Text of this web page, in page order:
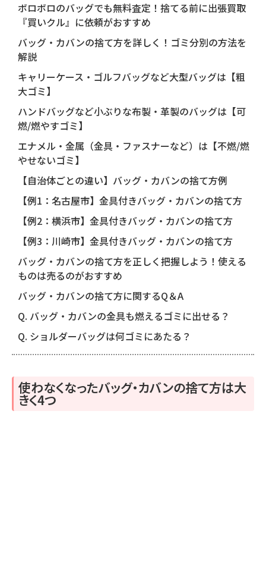
ボロボロのバッグでも無料査定！捨てる前に出張買取
『買いクル』に依頼がおすすめ
バッグ・カバンの捨て方を詳しく！ゴミ分別の方法を
解説
キャリーケース・ゴルフバッグなど大型バッグは【粗
大ゴミ】
ハンドバッグなど小ぶりな布製・革製のバッグは【可
燃/燃やすゴミ】
エナメル・金属（金具・ファスナーなど）は【不燃/燃
やせないゴミ】
【自治体ごとの違い】バッグ・カバンの捨て方例
【例1：名古屋市】金具付きバッグ・カバンの捨て方
【例2：横浜市】金具付きバッグ・カバンの捨て方
【例3：川崎市】金具付きバッグ・カバンの捨て方
バッグ・カバンの捨て方を正しく把握しよう！使える
ものは売るのがおすすめ
バッグ・カバンの捨て方に関するQ＆A
Q. バッグ・カバンの金具も燃えるゴミに出せる？
Q. ショルダーバッグは何ゴミにあたる？
使わなくなったバッグ・カバンの捨て方は大
きく4つ